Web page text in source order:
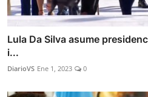
Lula Da Silva asume
i...
DiarioVS Ene 1, 2023 0